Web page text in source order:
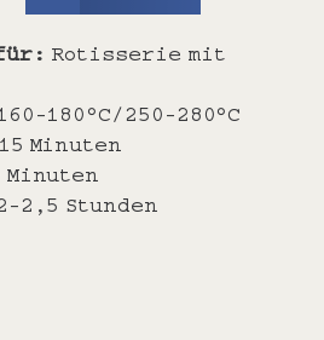
Rotisserie mit
180°C/250-280°C
Minuten
Minuten
2,5 Stunden